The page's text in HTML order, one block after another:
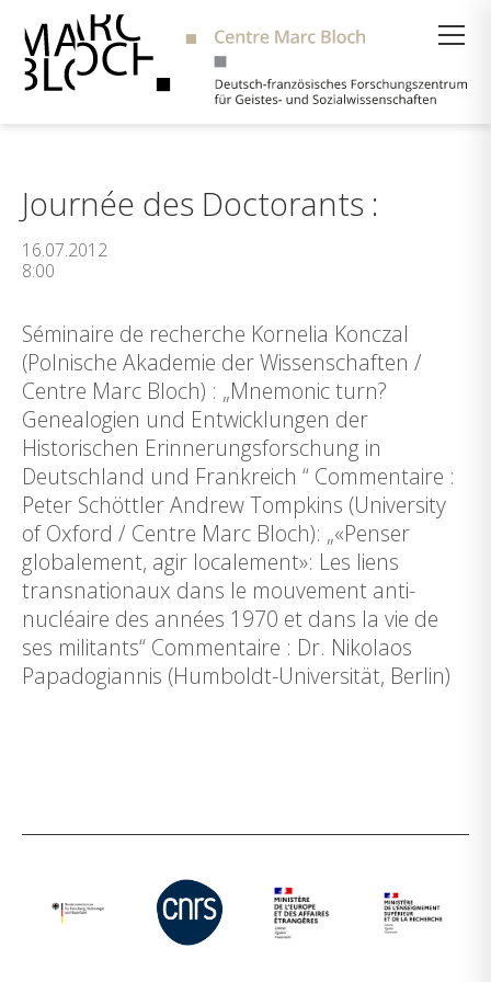
Journée des Doctorants :
16.07.2012
8:00
Séminaire de recherche Kornelia Konczal
(Polnische Akademie der Wissenschaften /
Centre Marc Bloch) : „Mnemonic turn?
Genealogien und Entwicklungen der
Historischen Erinnerungsforschung in
Deutschland und Frankreich “ Commentaire :
Peter Schöttler Andrew Tompkins (University
of Oxford / Centre Marc Bloch): „«Penser
globalement, agir localement»: Les liens
transnationaux dans le mouvement anti-
nucléaire des années 1970 et dans la vie de
ses militants“ Commentaire : Dr. Nikolaos
Papadogiannis (Humboldt-Universität, Berlin)